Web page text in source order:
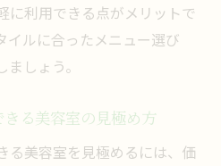
に利用できる点がメリットで
イルに合ったメニュー選び
しょう。
る美容室の見極め方
る美容室を見極めるには、価